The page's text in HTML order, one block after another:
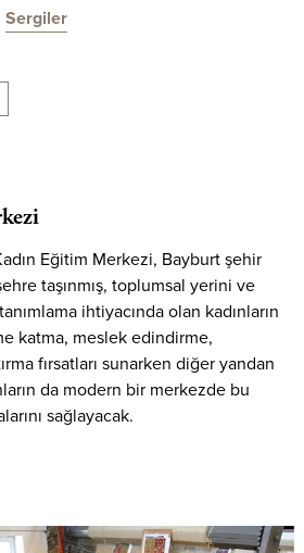
Sergiler
Eğitim Merkezi, Bayburt şehir
taşınmış, toplumsal yerini ve
ihtiyacında olan kadınların
katma, meslek edindirme,
fırsatları sunarken diğer yandan
da modern bir merkezde bu
sağlayacak.